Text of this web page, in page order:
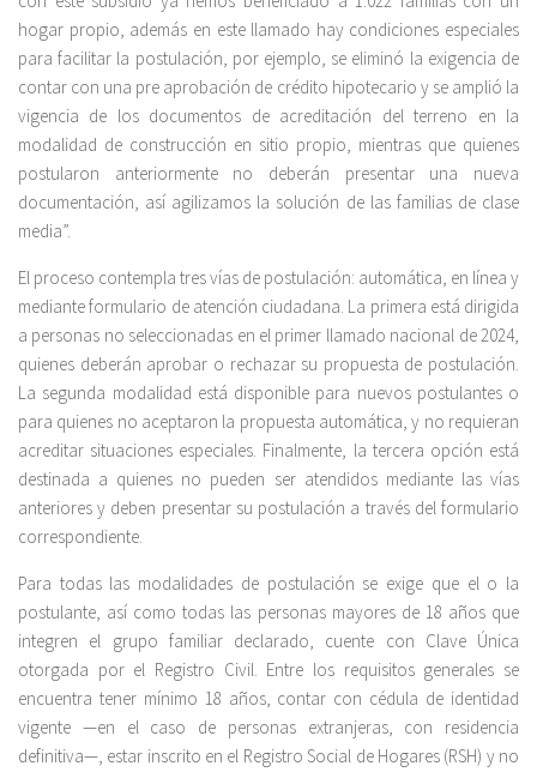
hogar propio, además en este llamado hay condiciones especiales
para facilitar la postulación, por ejemplo, se eliminó la exigencia de
contar con una pre aprobación de crédito hipotecario y se amplió la
vigencia de los documentos de acreditación del terreno en la
modalidad de construcción en sitio propio, mientras que quienes
postularon anteriormente no deberán presentar una nueva
documentación, así agilizamos la solución de las familias de clase
media”.
El proceso contempla tres vías de postulación: automática, en línea y
mediante formulario de atención ciudadana. La primera está dirigida
a personas no seleccionadas en el primer llamado nacional de 2024,
quienes deberán aprobar o rechazar su propuesta de postulación.
La segunda modalidad está disponible para nuevos postulantes o
para quienes no aceptaron la propuesta automática, y no requieran
acreditar situaciones especiales. Finalmente, la tercera opción está
destinada a quienes no pueden ser atendidos mediante las vías
anteriores y deben presentar su postulación a través del formulario
correspondiente.
Para todas las modalidades de postulación se exige que el o la
postulante, así como todas las personas mayores de 18 años que
integren el grupo familiar declarado, cuente con Clave Única
otorgada por el Registro Civil. Entre los requisitos generales se
encuentra tener mínimo 18 años, contar con cédula de identidad
vigente —en el caso de personas extranjeras, con residencia
definitiva—, estar inscrito en el Registro Social de Hogares (RSH) y no